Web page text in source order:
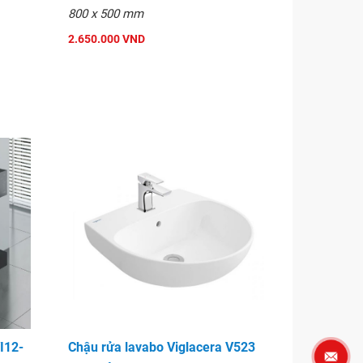
800 x 500 mm
2.650.000 VND
Chậu rửa lavabo Viglacera V523